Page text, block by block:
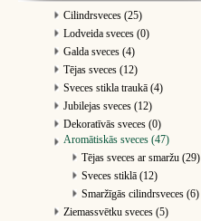
Cilindrsveces (25)
Lodveida sveces (0)
Galda sveces (4)
Tējas sveces (12)
Sveces stikla traukā (4)
Jubilejas sveces (12)
Dekoratīvās sveces (0)
Aromātiskās sveces (47)
Tējas sveces ar smaržu (29)
Sveces stiklā (12)
Smaržīgās cilindrsveces (6)
Ziemassvētku sveces (5)